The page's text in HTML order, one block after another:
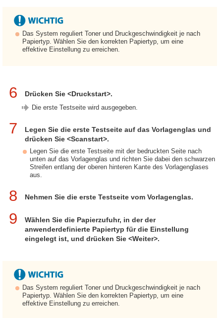
Das System reguliert Toner und Druckgeschwindigkeit je nach
Papiertyp. Wählen Sie den korrekten Papiertyp, um eine
effektive Einstellung zu erreichen.
6 Drücken Sie <Druckstart>.
Die erste Testseite wird ausgegeben.
7
Legen Sie die erste Testseite auf das Vorlagenglas und
drücken Sie <Scanstart>.
Legen Sie die erste Testseite mit der bedruckten Seite nach
unten auf das Vorlagenglas und richten Sie dabei den schwarzen
Streifen entlang der oberen hinteren Kante des Vorlagenglases
aus.
8 Nehmen Sie die erste Testseite vom Vorlagenglas.
9
Wählen Sie die Papierzufuhr, in der der
anwenderdefinierte Papiertyp für die Einstellung
eingelegt ist, und drücken Sie <Weiter>.
Das System reguliert Toner und Druckgeschwindigkeit je nach
Papiertyp. Wählen Sie den korrekten Papiertyp, um eine
effektive Einstellung zu erreichen.